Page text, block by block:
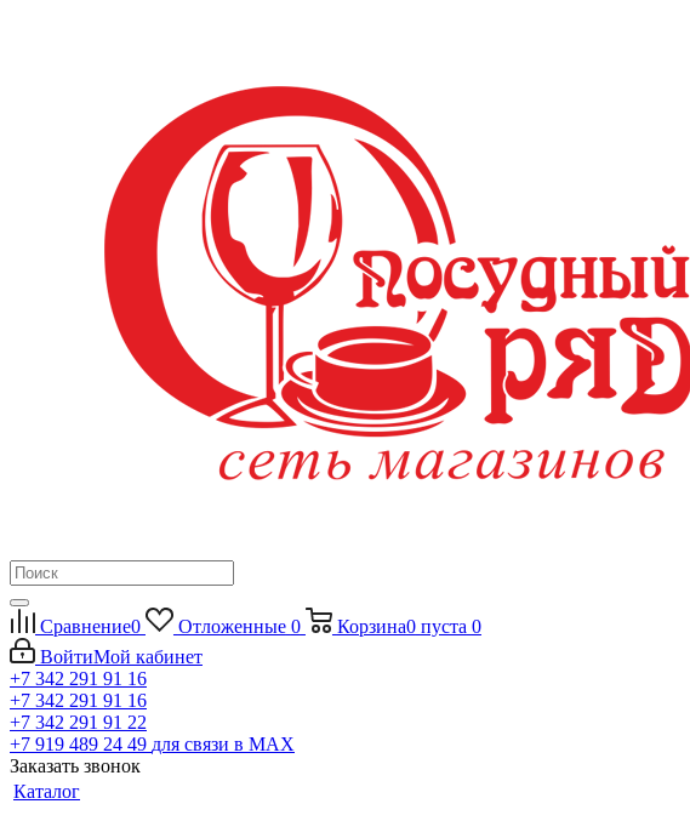
Сравнение0 Отложенные 0 Корзина0 пуста 0
ВойтиМой кабинет
+7 342 291 91 16
+7 342 291 91 16
+7 342 291 91 22
+7 919 489 24 49 для связи в МАХ
Заказать звонок
Каталог